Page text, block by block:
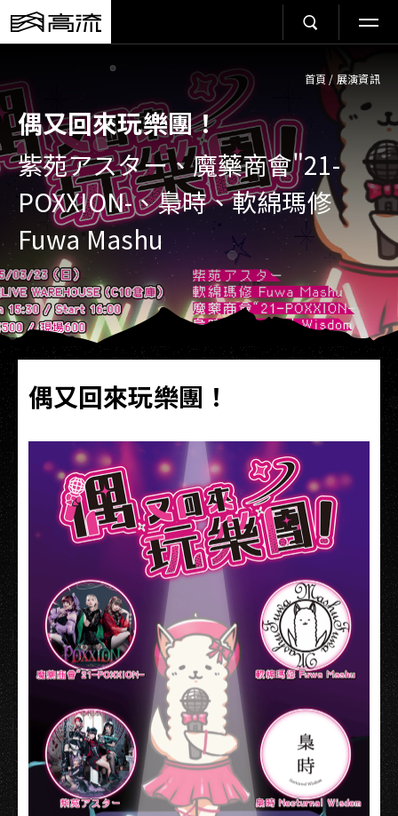
首頁 / 展演資訊
偶又回來玩樂團！
紫苑アスター、魔藥商會"21-
POXXION-、梟時、軟綿瑪修
Fuwa Mashu
偶又回來玩樂團！